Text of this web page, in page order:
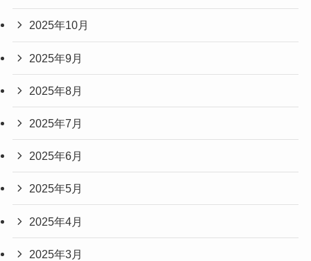
2025年10月
2025年9月
2025年8月
2025年7月
2025年6月
2025年5月
2025年4月
2025年3月